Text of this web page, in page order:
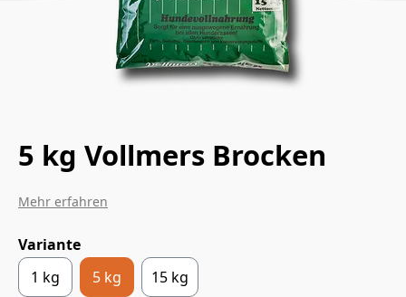
5 kg Vollmers Brocken
Mehr erfahren
Variante
1 kg
5 kg 15 kg